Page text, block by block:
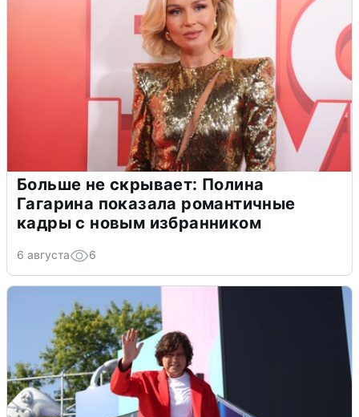
Больше не скрывает: Полина
Гагарина показала романтичные
кадры с новым избранником
6 августа 6